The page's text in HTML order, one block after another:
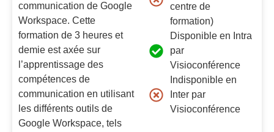
communication de Google
Workspace. Cette
formation de 3 heures et
demie est axée sur
l’apprentissage des
compétences de
communication en utilisant
les différents outils de
Google Workspace, tels
centre de
formation)
Disponible en Intra
par
Visioconférence
Indisponible en
Inter par
Visioconférence